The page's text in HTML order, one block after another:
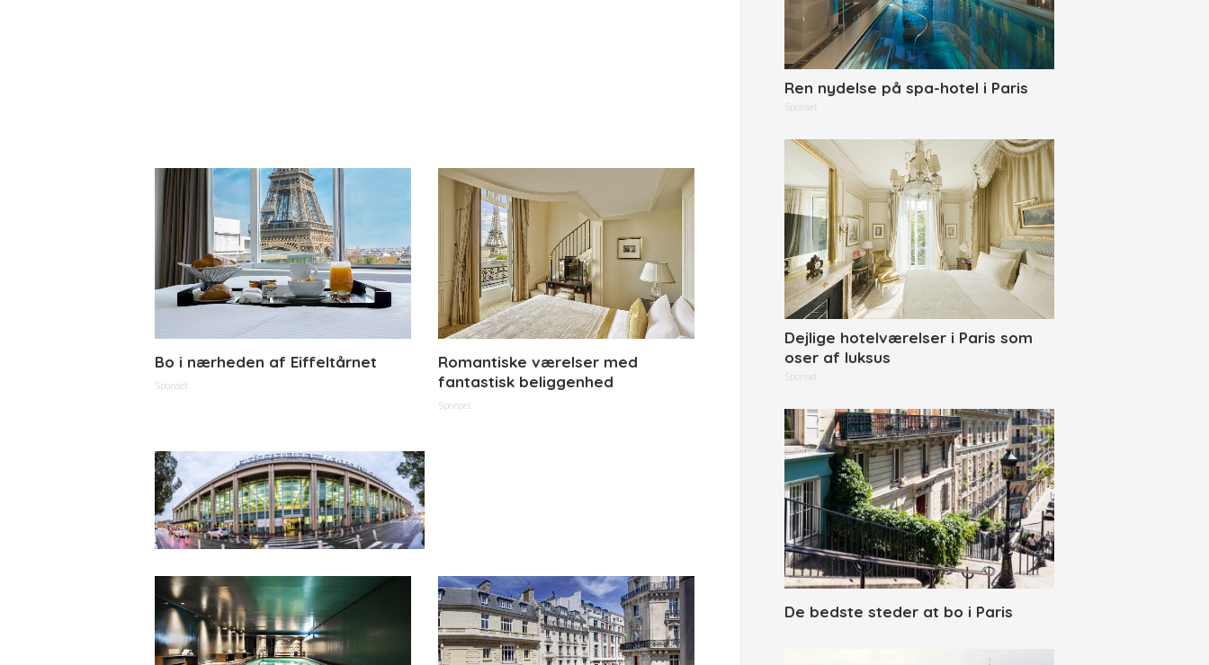
Bo i nærheden af Eiffeltårnet
Sponset
Romantiske værelser med
fantastisk beliggenhed
Sponset
Ren nydelse på spa-hotel i Paris
Sponset
Dejlige hotelværelser i Paris som
oser af luksus
Sponset
De bedste steder at bo i Paris